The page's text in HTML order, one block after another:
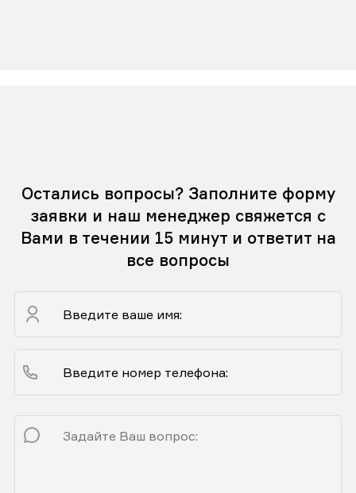
Остались вопросы? Заполните форму
заявки и наш менеджер свяжется с
Вами в течении 15 минут и ответит на
все вопросы